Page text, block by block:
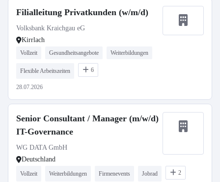
Filialleitung Privatkunden (w/m/d)
Volksbank Kraichgau eG
Kirrlach
Vollzeit Gesundheitsangebote Weiterbildungen
Flexible Arbeitszeiten 6
28.07.2026
Senior Consultant / Manager (m/w/d)
IT-Governance
WG DATA GmbH
Deutschland
Vollzeit Weiterbildungen Firmenevents Jobrad 2